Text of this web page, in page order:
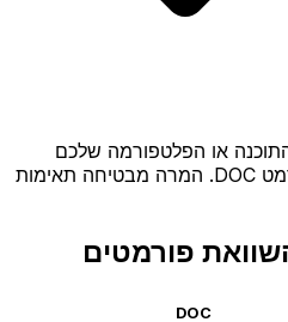
או הפלטפורמה שלכם
עשויות לדרוש דווקא פורמט DOC. המרה מבטיחה תאימות
DOC